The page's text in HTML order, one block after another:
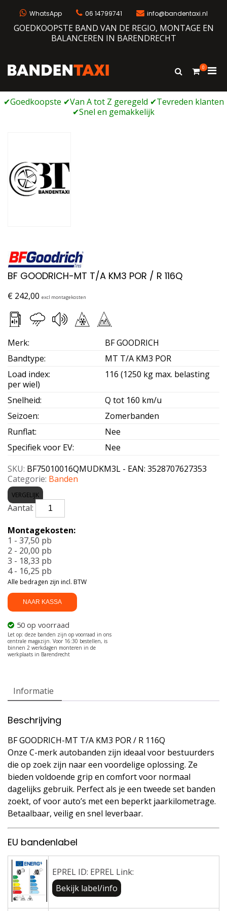
WhatsApp 06 14799741 info@bandentaxi.nl
GOEDKOOPSTE BAND VAN DE REGIO, MONTAGE EN
BALANCEREN IN BARENDRECHT
Bandengarage met eigen webshop
Toon
0
voor
BF GOODRICH-MT T/A KM3 POR / R 116Q
€ 242,00 excl montagekosten
Merk:
BF GOODRICH
Bandtype:
MT T/A KM3 POR
Load index:
116 (1250 kg max. belasting
per wiel)
Snelheid:
Q tot 160 km/u
Seizoen:
Zomerbanden
Runflat:
Nee
Specifiek voor EV:
Nee
SKU: BF75010016QMUDKM3L - EAN: 3528707627353
Categorie: Banden
VERGELIJK
BF
GOODRICH-
T/A
KM3
POR
/
R
116Q
aantal
NAAR KASSA
50 op voorraad
Montagekosten:
1 - 37,50 pb
2 - 20,00 pb
3 - 18,33 pb
4 - 16,25 pb
Alle bedragen zijn incl. BTW
Informatie
Beschrijving
BF GOODRICH-MT T/A KM3 POR / R 116Q
Onze C-merk autobanden zijn ideaal voor bestuurders
die op zoek zijn naar een voordelige oplossing. Ze
bieden voldoende grip en comfort voor normaal
dagelijks gebruik. Perfect als je een tweede set banden
zoekt, of voor auto’s met een beperkt jaarkilometrage.
Betaalbaar, veilig en snel leverbaar.
EU bandenlabel
EPREL ID: EPREL Link:
Bekijk label/info